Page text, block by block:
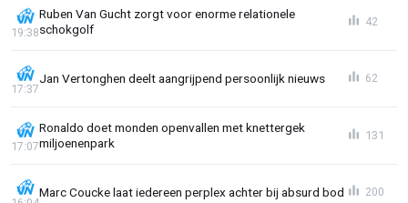
Ruben Van Gucht zorgt voor enorme relationele
schokgolf
19:38
42
Jan Vertonghen deelt aangrijpend persoonlijk nieuws
17:37
62
Ronaldo doet monden openvallen met knettergek
miljoenenpark
17:07
131
Marc Coucke laat iedereen perplex achter bij absurd bod 200